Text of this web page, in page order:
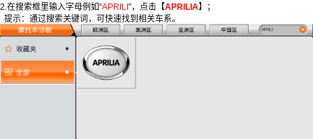
2.在搜索框里输入字母例如“APRILI ”，点击【APRILIA】；
提示：通过搜索关键词，可快速找到相关车系。